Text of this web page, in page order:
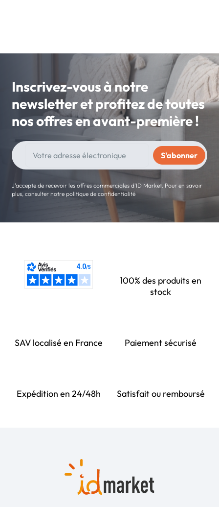
Inscrivez-vous à notre
newsletter et profitez de toutes
nos offres en avant-première !
J'accepte de recevoir les offres commerciales d'ID Market. Pour en savoir
plus, consulter notre politique de confidentialité
100% des produits en
stock
SAV localisé en France Paiement sécurisé
Expédition en 24/48h Satisfait ou remboursé